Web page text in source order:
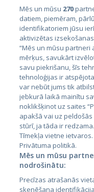
Страны
Эстония
Латвия
Литва
City24.lv
City24.ee
Mēs un mūsu 270
datiem, piemēram,
identifikatoriem jūsu
aktivizētas
“Mēs un mūsu partneri
mērķus, savukārt
savu piekrišanu, šīs
tehnoloģijas ir
var nebūt jums tik
jebkurā laikā mainītu
noklikšķinot uz saites
apakšā vai uz
stūrī, ja tāda ir
Tīmekļa vietne
Privātuma politikā.
Mēs un mūsu
nodrošinātu:
Precīzas atrašanās
skenēšana